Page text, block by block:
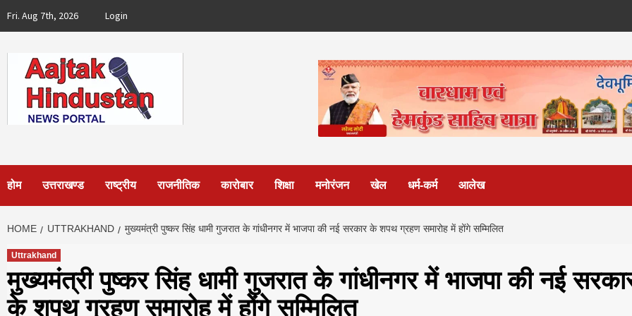
Fri. Aug 7th, 2026 Login
होम उत्तराखण्ड राष्ट्रीय राजनीतिक कारोबार शिक्षा मनोरंजन खेल धर्म-कर्म आलेख
HOME UTTRAKHAND मुख्यमंत्री पुष्कर सिंह धामी गुजरात के गांधीनगर में भाजपा की नई सरकार के शपथ ग्रहण समारोह में होंगे सम्मिलित
Uttrakhand
मुख्यमंत्री पुष्कर सिंह धामी गुजरात के गांधीनगर में भाजपा की नई
के शपथ ग्रहण समारोह में होंगे सम्मिलित